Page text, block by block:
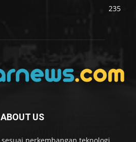
235
ABOUT US